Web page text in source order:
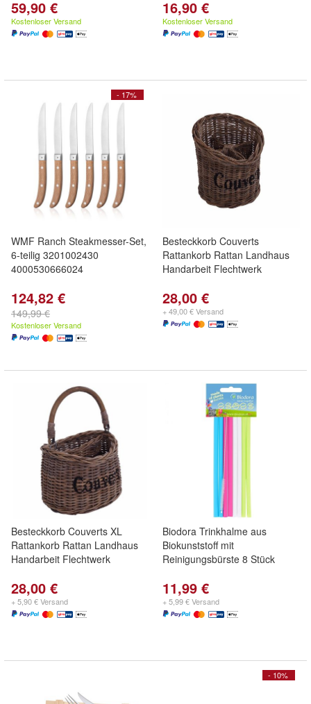
59,90 €
Kostenloser Versand
16,90 €
Kostenloser Versand
- 17%
WMF Ranch Steakmesser-Set,
6-teilig 3201002430
4000530666024
124,82 €
149,99 €
Kostenloser Versand
Besteckkorb Couverts
Rattankorb Rattan Landhaus
Handarbeit Flechtwerk
28,00 €
+ 49,00 € Versand
Besteckkorb Couverts XL
Rattankorb Rattan Landhaus
Handarbeit Flechtwerk
28,00 €
+ 5,90 € Versand
Biodora Trinkhalme aus
Biokunststoff mit
Reinigungsbürste 8 Stück
11,99 €
+ 5,99 € Versand
- 10%